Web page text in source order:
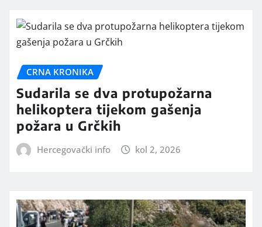
CRNA KRONIKA
Sudarila se dva protupožarna
helikoptera tijekom gašenja
požara u Grčkih
Hercegovački info kol 2, 2026